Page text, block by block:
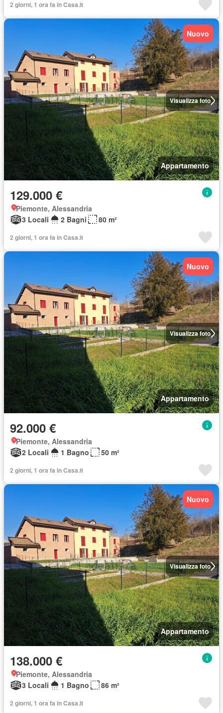
2 giorni, 1 ora fa in Casa.it
Visualizza foto
Nuovo
Appartamento
129.000 €
Piemonte, Alessandria
3 Locali
2 Bagni 80 m²
2 giorni, 1 ora fa in Casa.it
Visualizza foto
Nuovo
Appartamento
92.000 €
Piemonte, Alessandria
2 Locali
1 Bagno 50 m²
2 giorni, 1 ora fa in Casa.it
Visualizza foto
Nuovo
Appartamento
138.000 €
Piemonte, Alessandria
3 Locali
1 Bagno 86 m²
2 giorni, 1 ora fa in Casa.it